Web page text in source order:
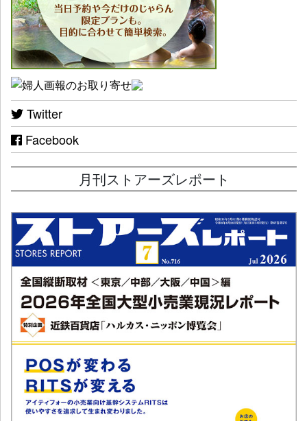
Twitter
Facebook
月刊ストアーズレポート